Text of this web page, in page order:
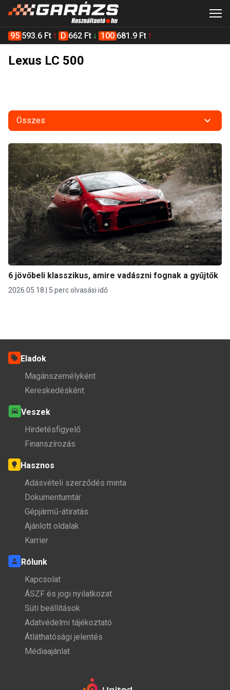
95 593.6 Ft D 662 Ft 100 681.9 Ft
Lexus LC 500
Összes
6 jövőbeli klasszikus, amire vadászni fognak a gyűjtők
2026.05.18. 5 perc olvasási idő
Eladok
Magánszemélyként
Kereskedésként
Veszek
Hirdetésfigyelő
Finanszírozás
Hasznos
Adásvételi szerződés minta
Dokumentumtár
Gépjármű-átiratás
Ajánlott oldalak
Karrier
Rólunk
Kapcsolat
ÁSZF és jogi nyilatkozat
Süti beállítások
Adatvédelmi tájékoztató
Átláthatósági jelentés
Médiaajánlat